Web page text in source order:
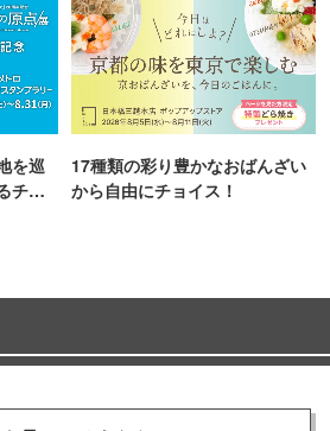
を巡
チャ
17種類の彩り豊かなおばんざい
から自由にチョイス！